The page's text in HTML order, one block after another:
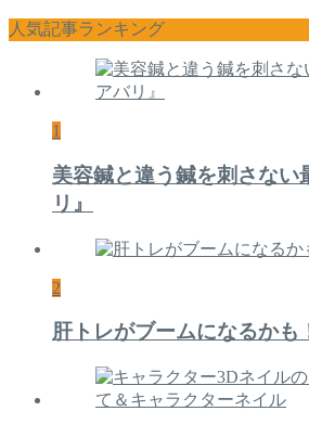
人気記事ランキング
1
美容鍼と違う鍼を刺さない
リ』
2
肝トレがブームになるかも